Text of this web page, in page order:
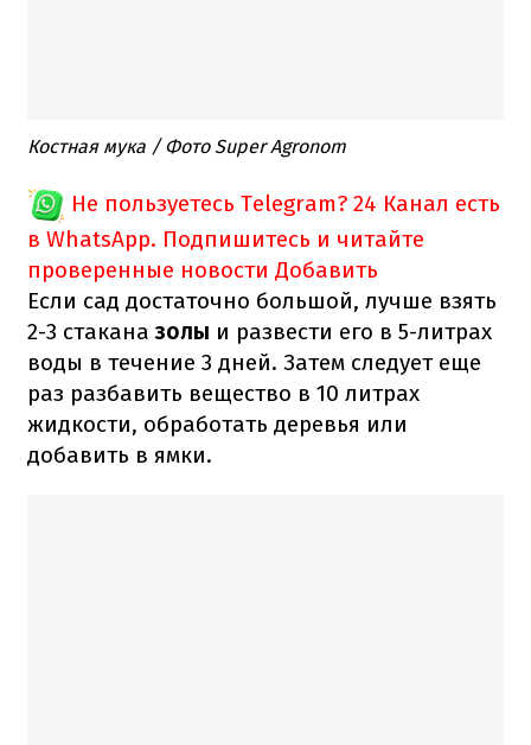
Костная мука / Фото Super Agronom
Не пользуетесь Telegram? 24 Канал есть
в WhatsApp. Подпишитесь и читайте
проверенные новости Добавить
Если сад достаточно большой, лучше взять
2-3 стаканазолы и развести его в 5-литрах
воды в течение 3 дней. Затем следует еще
раз разбавить вещество в 10 литрах
жидкости, обработать деревья или
добавить в ямки.